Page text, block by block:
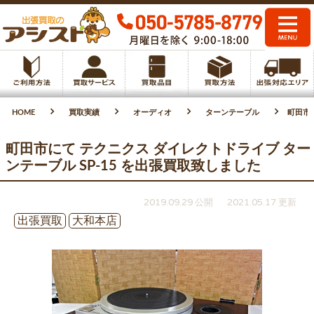
HOME 買取実績 オーディオ ターンテーブル 町田市
町田市にて テクニクス ダイレクトドライブ ター
ンテーブル SP-15 を出張買取致しました
2019.09.29 公開
2021.05.17 更新
出張買取
大和本店